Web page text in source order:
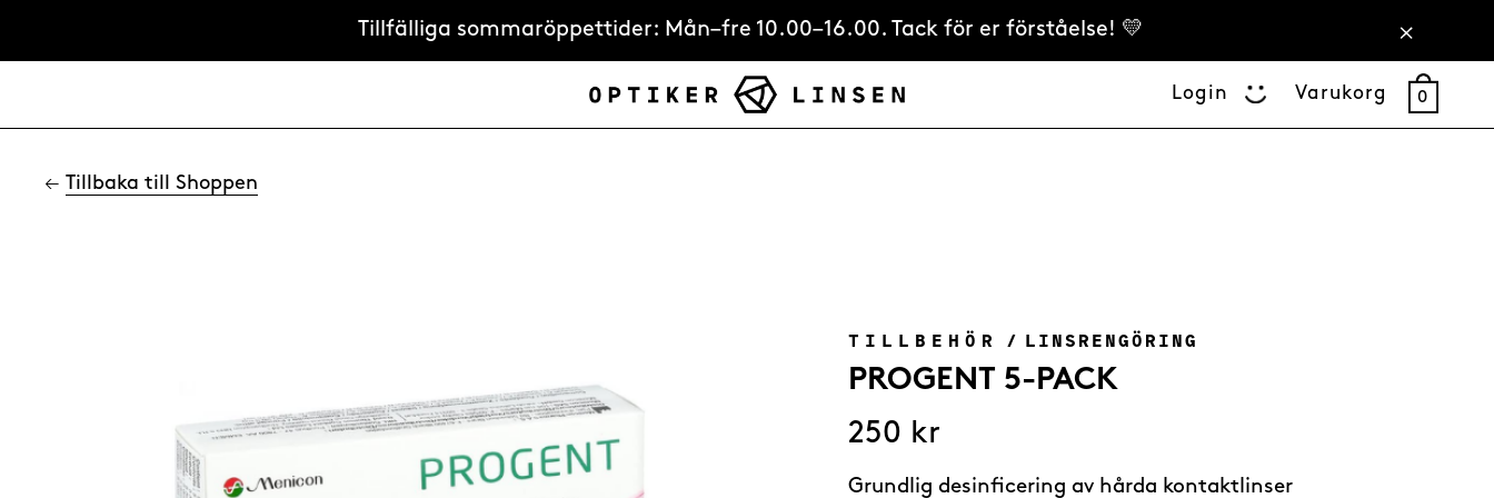
Tillfälliga sommaröppettider: Mån–fre 10.00–16.00. Tack för er förståelse! 💛
Login Varukorg 0
←Tillbaka till Shoppen
TILLBEHÖR / LINSRENGÖRING
PROGENT 5-PACK
250 kr
Grundlig desinficering av hårda kontaktlinser